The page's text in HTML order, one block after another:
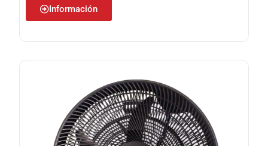
Información